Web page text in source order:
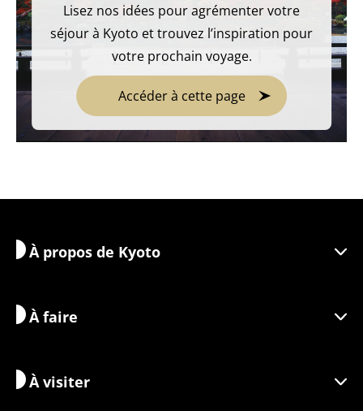
Lisez nos idées pour agrémenter votre
séjour à Kyoto et trouvez l’inspiration pour
votre prochain voyage.
Accéder à cette page
À propos de Kyoto
Découvrir Kyoto
Informations saisonnières
À faire
Inspirations de voyage
À visiter